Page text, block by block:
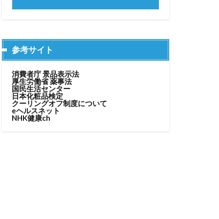
参考サイト
消費者庁 景品表示法
厚生労働省 薬事法
国民生活センター
日本化粧品検定
クーリングオフ制度について
eヘルスネット
NHK健康ch